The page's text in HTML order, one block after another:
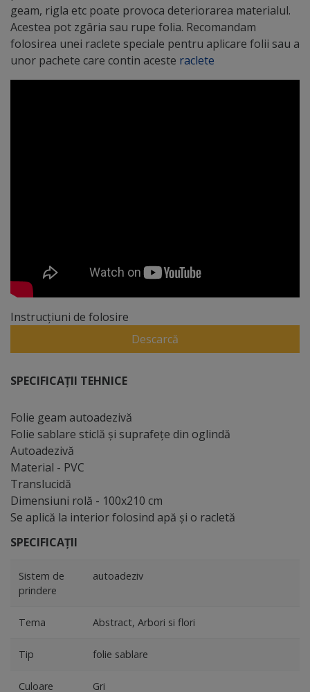
geam, rigla etc poate provoca deteriorarea materialul.
Acestea pot zgâria sau rupe folia. Recomandam
folosirea unei raclete speciale pentru aplicare folii sau a
unor pachete care contin aceste raclete
Instrucțiuni de folosire
Descarcă
SPECIFICAȚII TEHNICE
Folie geam autoadezivă
Folie sablare sticlă şi suprafeţe din oglindă
Autoadezivă
Material - PVC
Translucidă
Dimensiuni rolă - 100x210 cm
Se aplică la interior folosind apă şi o racletă
SPECIFICAȚII
Sistem de
prindere
autoadeziv
Tema Abstract, Arbori si flori
Tip folie sablare
Culoare Gri